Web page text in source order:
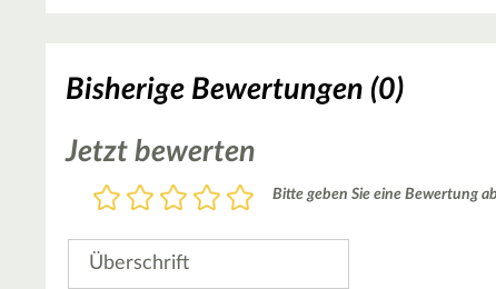
Bisherige Bewertungen (0)
Jetzt bewerten
Bewertung
5
4
3
2
1
Bitte geben Sie eine Bewertung
Überschrift